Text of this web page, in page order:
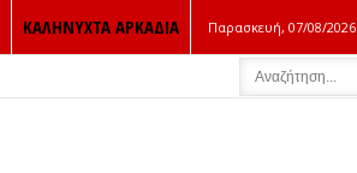
ΚΑΛΗΝΥΧΤΑ ΑΡΚΑΔΙΑ Παρασκευή, 07/08/2026